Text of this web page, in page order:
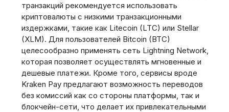
транзакций рекомендуется использовать
криптовалюты с низкими транзакционными
издержками, такие как Litecoin (LTC) или Stellar
(XLM). Для пользователей Bitcoin (BTC)
целесообразно применять сеть Lightning Network,
которая позволяет осуществлять мгновенные и
дешевые платежи. Кроме того, сервисы вроде
Kraken Pay предлагают возможность переводов
без комиссий как со стороны платформы, так и
блокчейн-сети, что делает их привлекательными